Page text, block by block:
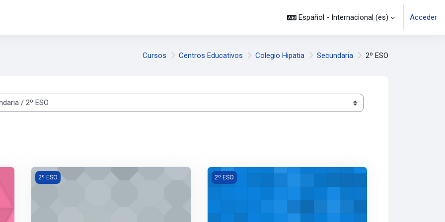
Español - Internacional ‎(es)‎ Acceder
Cursos Centros Educativos Colegio Hipatia Secundaria 2º ESO
ATENCIÓN EDUCATIVA 2º
2º ESO CIENCIAS DE LA COMPUTACIÓN 2º
2º ESO